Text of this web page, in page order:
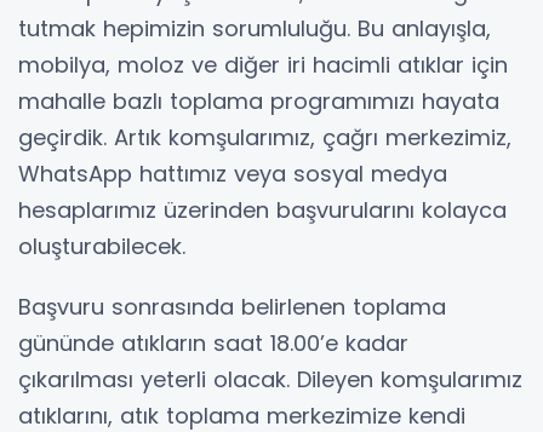
tutmak hepimizin sorumluluğu. Bu anlayışla,
mobilya, moloz ve diğer iri hacimli atıklar için
mahalle bazlı toplama programımızı hayata
geçirdik. Artık komşularımız, çağrı merkezimiz,
WhatsApp hattımız veya sosyal medya
hesaplarımız üzerinden başvurularını kolayca
oluşturabilecek.
Başvuru sonrasında belirlenen toplama
gününde atıkların saat 18.00’e kadar
çıkarılması yeterli olacak. Dileyen komşularımız
atıklarını, atık toplama merkezimize kendi